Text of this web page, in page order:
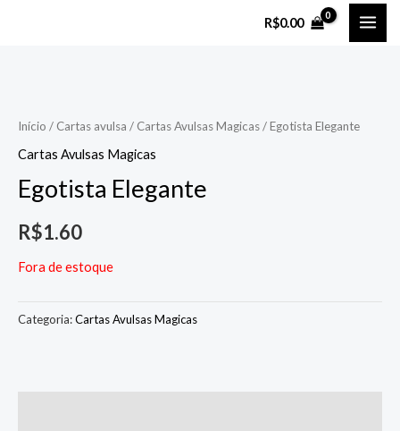
R$0.00
Início / Cartas avulsa / Cartas Avulsas Magicas/ Egotista Elegante
Cartas Avulsas Magicas
Egotista Elegante
R$1.60
Fora de estoque
Categoria:Cartas Avulsas Magicas